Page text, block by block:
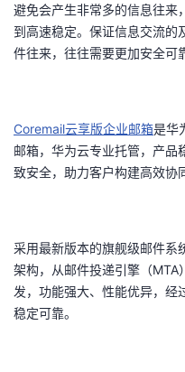
页
开
我
博
客
的
论
我
的
我
避免会产生非常多的信息往来
到高速稳定。保证信息交流的
件往来，往往需要更加安全可
Coremail云享版企业邮箱是华
邮箱，华为云专业托管，产品
致安全，助力客户构建高效协
采用最新版本的旗舰级邮件系
架构，从邮件投递引擎（
发，功能强大、性能优异，经
稳定可靠。